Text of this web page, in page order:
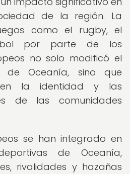
de la región. La
como el rugby, el
por parte de los
no solo modificó el
de Oceanía, sino que
en la identidad y las
de las comunidades
se han integrado en
de Oceanía,
rivalidades y hazañas